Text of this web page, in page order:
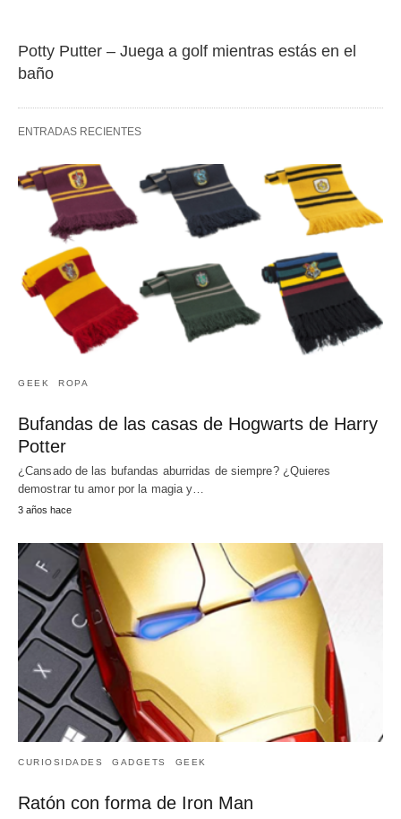
Potty Putter – Juega a golf mientras estás en el
baño
ENTRADAS RECIENTES
GEEK ROPA
Bufandas de las casas de Hogwarts de Harry
Potter
¿Cansado de las bufandas aburridas de siempre? ¿Quieres
demostrar tu amor por la magia y…
3 años hace
CURIOSIDADES GADGETS GEEK
Ratón con forma de Iron Man